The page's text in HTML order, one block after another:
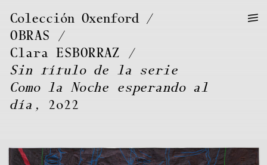
Colección Oxenford
OBRAS
/
Clara ESBORRAZ
Sin título de la serie
Como la Noche esperando al
día , 2022
—
—
—